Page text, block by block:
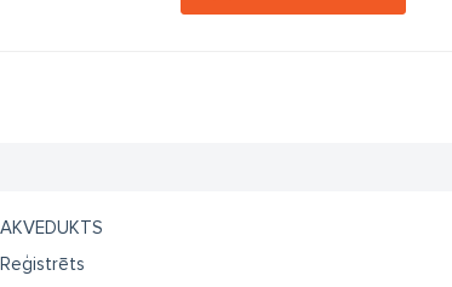
AKVEDUKTS
Reģistrēts